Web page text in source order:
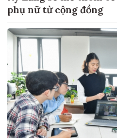
phụ nữ từ cộng đồng